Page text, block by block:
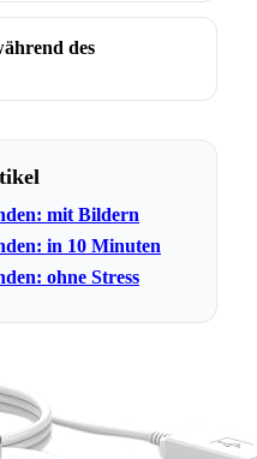
des
mit Bildern
in 10 Minuten
ohne Stress